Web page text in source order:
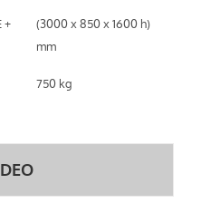
+
(3000 x 850 x 1600 h)
mm
750 kg